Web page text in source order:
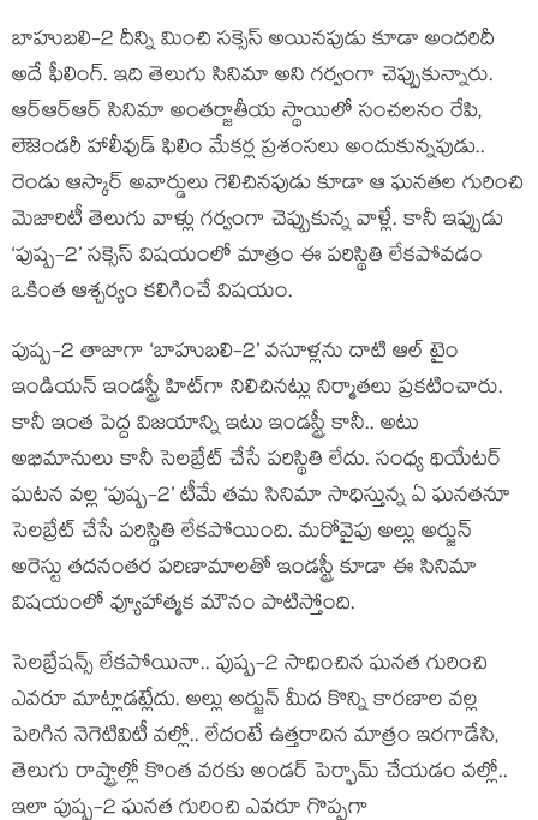
బాహుబలి-2 దీన్ని మించి సక్సెస్ అయినపుడు కూడా అందరిదీ
అదే ఫీలింగ్. ఇది తెలుగు సినిమా అని గర్వంగా చెప్పుకున్నారు.
ఆర్ఆర్ఆర్ సినిమా అంతర్జాతీయ స్థాయిలో సంచలనం రేపి,
లెెజెండరీ హాలీవుడ్ ఫిలిం మేకర్ల ప్రశంసలు అందుకున్నపుడు..
రెండు ఆస్కార్ అవార్డులు గెలిచినపుడు కూడా ఆ ఘనతల గురించి
మెజారిటీ తెలుగు వాళ్లు గర్వంగా చెప్పుకున్న వాళ్లే. కానీ ఇప్పుడు
‘పుష్ప-2’ సక్సెస్ విషయంలో మాత్రం ఈ పరిస్థితి లేకపోవడం
ఒకింత ఆశ్చర్యం కలిగించే విషయం.
పుష్ప-2 తాజాగా ‘బాహుబలి-2’ వసూళ్లను దాటి ఆల్ టైం
ఇండియన్ ఇండస్ట్రీ హిట్‌గా నిలిచినట్లు నిర్మాతలు ప్రకటించారు.
కానీ ఇంత పెద్ద విజయాన్ని ఇటు ఇండస్ట్రీ కానీ.. అటు
అభిమానులు కానీ సెలబ్రేట్ చేసే పరిస్థితి లేదు. సంధ్య థియేటర్
ఘటన వల్ల ‘పుష్ప-2’ టీమే తమ సినిమా సాధిస్తున్న ఏ ఘనతనూ
సెలబ్రేట్ చేసే పరిస్థితి లేకపోయింది. మరోవైపు అల్లు అర్జున్
అరెస్టు తదనంతర పరిణామాలతో ఇండస్ట్రీ కూడా ఈ సినిమా
విషయంలో వ్యూహాత్మక మౌనం పాటిస్తోంది.
సెలబ్రేషన్స్ లేకపోయినా.. పుష్ప-2 సాధించిన ఘనత గురించి
ఎవరూ మాట్లాడట్లేదు. అల్లు అర్జున్ మీద కొన్ని కారణాల వల్ల
పెరిగిన నెగెటివిటీ వల్లో.. లేదంటే ఉత్తరాదిన మాత్రం ఇరగాడేసి,
తెలుగు రాష్ట్రాల్లో కొంత వరకు అండర్ పెర్ఫామ్ చేయడం వల్లో..
ఇలా పుష్ప-2 ఘనత గురించి ఎవరూ గొప్పగా